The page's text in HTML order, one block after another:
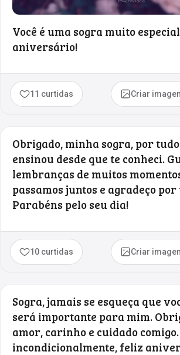
Você é uma sogra muito
aniversário!
11 curtidas Criar
Obrigado, minha sogra, por
ensinou desde que te conheci.
lembranças de muitos
passamos juntos e agradeço por
Parabéns pelo seu dia!
10 curtidas Criar
Sogra, jamais se esqueça que
será importante para mim.
amor, carinho e cuidado
incondicionalmente, feliz